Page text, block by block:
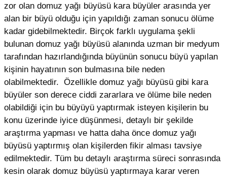
zor olan domuz yağı büyüsü kara büyüler arasında yer
alan bir büyü olduğu için yapıldığı zaman sonucu ölüme
kadar gidebilmektedir. Birçok farklı uygulama şekli
bulunan domuz yağı büyüsü alanında uzman bir medyum
tarafından hazırlandığında büyünün sonucu büyü yapılan
kişinin hayatının son bulmasına bile neden
olabilmektedir. Özellikle domuz yağı büyüsü gibi kara
büyüler son derece ciddi zararlara ve ölüme bile neden
olabildiği için bu büyüyü yaptırmak isteyen kişilerin bu
konu üzerinde iyice düşünmesi, detaylı bir şekilde
araştırma yapması ve hatta daha önce domuz yağı
büyüsü yaptırmış olan kişilerden fikir alması tavsiye
edilmektedir. Tüm bu detaylı araştırma süreci sonrasında
kesin olarak domuz büyüsü yaptırmaya karar veren